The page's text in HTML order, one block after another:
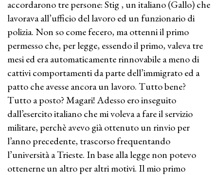
accordarono tre persone: Stig , un italiano (Gallo) che
lavorava all’ufficio del lavoro ed un funzionario di
polizia. Non so come fecero, ma ottenni il primo
permesso che, per legge, essendo il primo, valeva tre
mesi ed era automaticamente rinnovabile a meno di
cattivi comportamenti da parte dell’immigrato ed a
patto che avesse ancora un lavoro. Tutto bene?
Tutto a posto? Magari! Adesso ero inseguito
dall’esercito italiano che mi voleva a fare il servizio
militare, perchè avevo già ottenuto un rinvio per
l’anno precedente, trascorso frequentando
l’università a Trieste. In base alla legge non potevo
ottenerne un altro per altri motivi. Il mio primo